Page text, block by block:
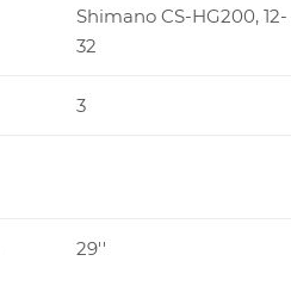
Shimano CS-HG200, 12-
32
3
29''